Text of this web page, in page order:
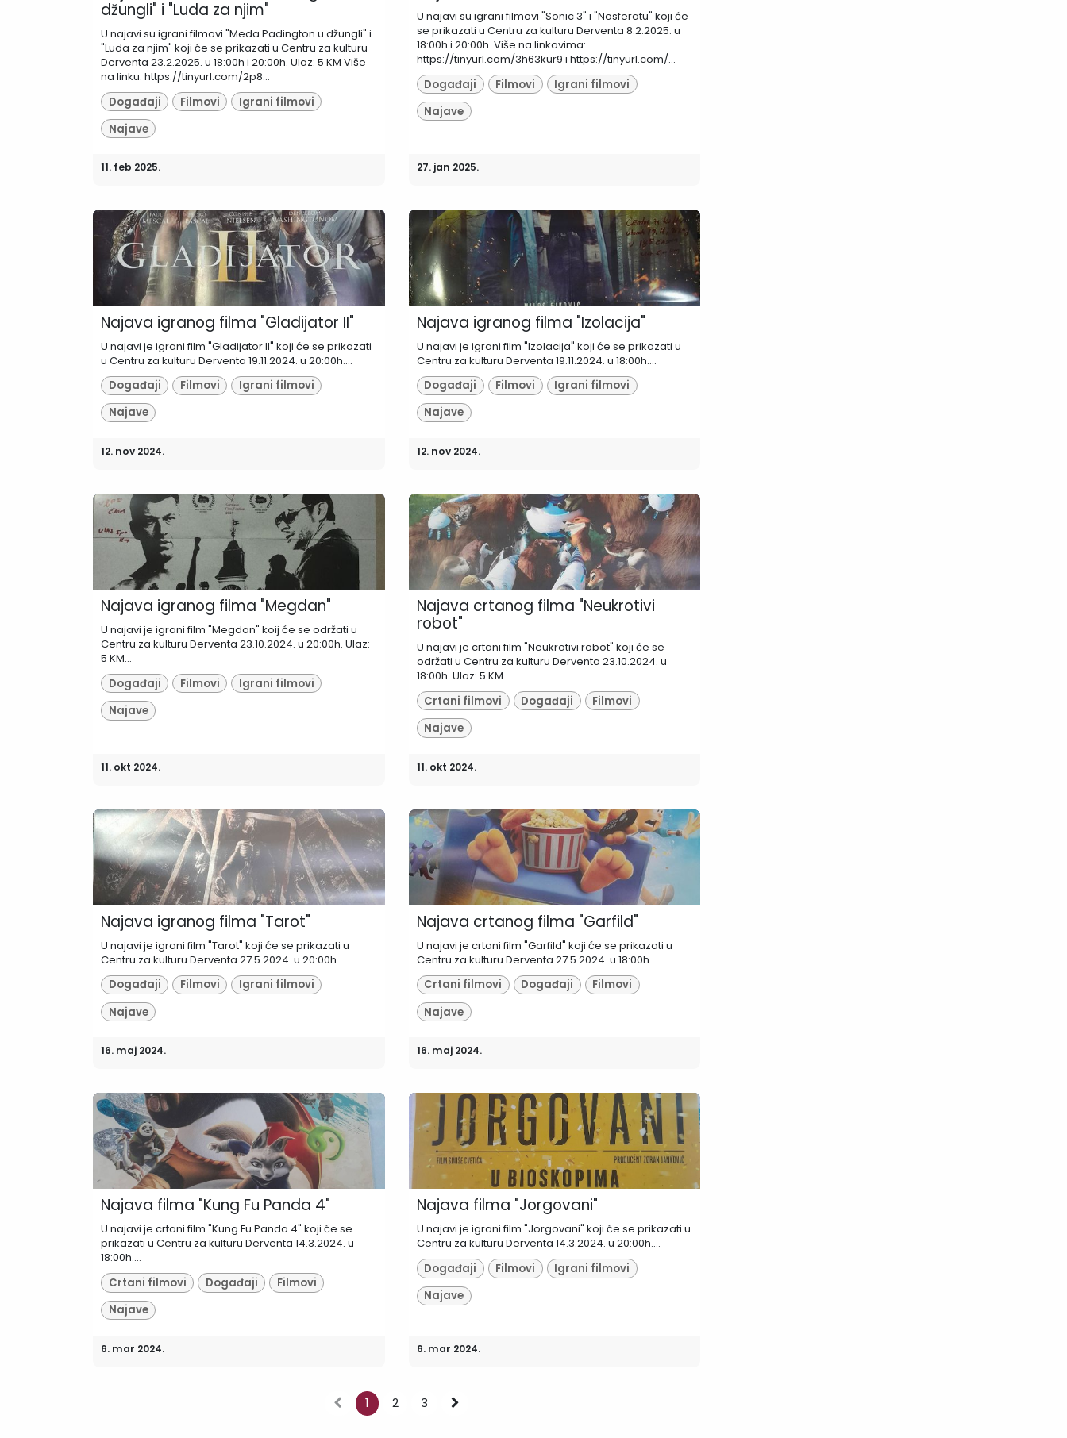
džungli" i "Luda za njim"
U najavi su igrani filmovi "Meda Padington u džungli" i
"Luda za njim" koji će se prikazati u Centru za kulturu
Derventa 23.2.2025. u 18:00h i 20:00h. Ulaz: 5 KM Više
na linku: https://tinyurl.com/2p8...
Događaji
Filmovi
Igrani filmovi
Najave
11. feb 2025.
U najavi su igrani filmovi "Sonic 3" i "Nosferatu" koji će
se prikazati u Centru za kulturu Derventa 8.2.2025. u
18:00h i 20:00h. Više na linkovima:
https://tinyurl.com/3h63kur9 i https://tinyurl.com/...
Događaji
Filmovi
Igrani filmovi
Najave
27. jan 2025.
Najava igranog filma "Gladijator II"
U najavi je igrani film "Gladijator II" koji će se prikazati
u Centru za kulturu Derventa 19.11.2024. u 20:00h....
Događaji
Filmovi
Igrani filmovi
Najave
12. nov 2024.
Najava igranog filma "Izolacija"
U najavi je igrani film "Izolacija" koji će se prikazati u
Centru za kulturu Derventa 19.11.2024. u 18:00h....
Događaji
Filmovi
Igrani filmovi
Najave
12. nov 2024.
Najava igranog filma "Megdan"
U najavi je igrani film "Megdan" koij će se održati u
Centru za kulturu Derventa 23.10.2024. u 20:00h. Ulaz:
5 KM...
Događaji
Filmovi
Igrani filmovi
Najave
11. okt 2024.
Najava crtanog filma "Neukrotivi
robot"
U najavi je crtani film "Neukrotivi robot" koji će se
održati u Centru za kulturu Derventa 23.10.2024. u
18:00h. Ulaz: 5 KM...
Crtani filmovi
Događaji
Filmovi
Najave
11. okt 2024.
Najava igranog filma "Tarot"
U najavi je igrani film "Tarot" koji će se prikazati u
Centru za kulturu Derventa 27.5.2024. u 20:00h....
Događaji
Filmovi
Igrani filmovi
Najave
16. maj 2024.
Najava crtanog filma "Garfild"
U najavi je crtani film "Garfild" koji će se prikazati u
Centru za kulturu Derventa 27.5.2024. u 18:00h....
Crtani filmovi
Događaji
Filmovi
Najave
16. maj 2024.
Najava filma "Kung Fu Panda 4"
U najavi je crtani film "Kung Fu Panda 4" koji će se
prikazati u Centru za kulturu Derventa 14.3.2024. u
18:00h....
Crtani filmovi
Događaji
Filmovi
Najave
6. mar 2024.
Najava filma "Jorgovani"
U najavi je igrani film "Jorgovani" koji će se prikazati u
Centru za kulturu Derventa 14.3.2024. u 20:00h....
Događaji
Filmovi
Igrani filmovi
Najave
6. mar 2024.
1 2 3